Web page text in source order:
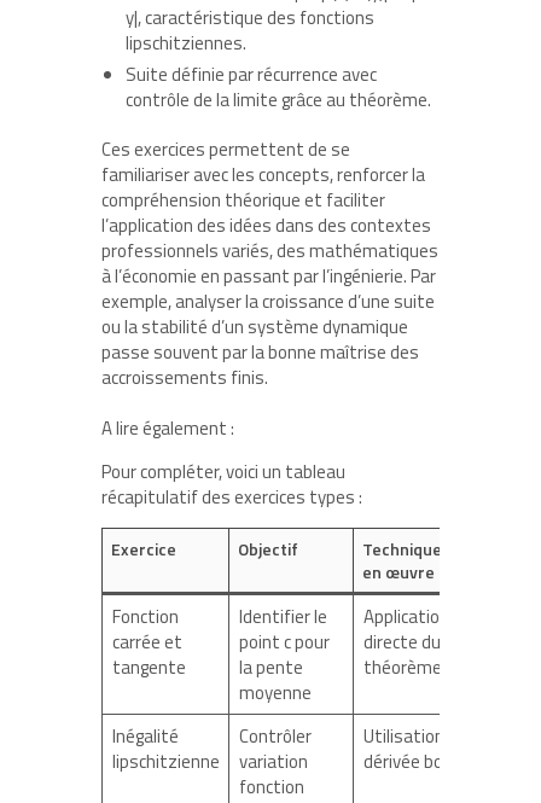
y|, caractéristique des fonctions
lipschitziennes.
Suite définie par récurrence avec
contrôle de la limite grâce au théorème.
Ces exercices permettent de se
familiariser avec les concepts, renforcer la
compréhension théorique et faciliter
l’application des idées dans des contextes
professionnels variés, des mathématiques
à l’économie en passant par l’ingénierie. Par
exemple, analyser la croissance d’une suite
ou la stabilité d’un système dynamique
passe souvent par la bonne maîtrise des
accroissements finis.
A lire également :
Pour compléter, voici un tableau
récapitulatif des exercices types :
Exercice Objectif
Technique mise
en œuvre
Fonction
carrée et
tangente
Identifier le
point c pour
la pente
moyenne
Application
directe du
théorème
Inégalité
lipschitzienne
Contrôler
variation
fonction
Utilisation de la
dérivée bornée